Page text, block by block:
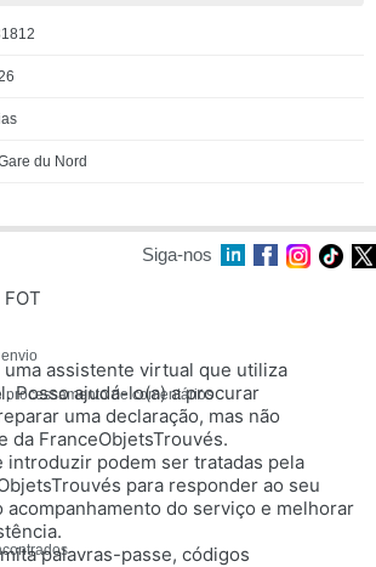
du Nord
Siga-nos
processamento de comentários
uma assistente virtual que utiliza
Posso ajudá-lo(a) a procurar
uma declaração, mas não
da FranceObjetsTrouvés.
introduzir podem ser tratadas pela
para responder ao seu
acompanhamento do serviço e melhorar
palavras-passe, códigos